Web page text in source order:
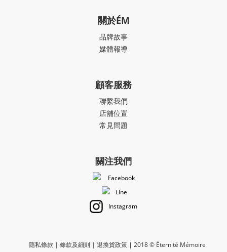
關於ÉM
品牌故事
媒體報導
顧客服務
聯繫我們
店舖位置
常見問題
關注我們
Facebook
Line
Instagram
隱私條款 | 條款及細則 | 退換貨政策 | 2018 © Éternité Mémoire